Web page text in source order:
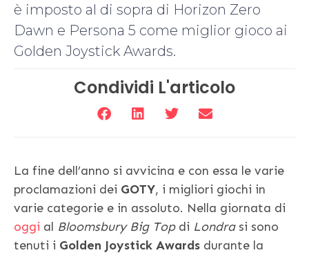
è imposto al di sopra di Horizon Zero
Dawn e Persona 5 come miglior gioco ai
Golden Joystick Awards.
Condividi L'articolo
La fine dell’anno si avvicina e con essa le varie
proclamazioni dei GOTY, i migliori giochi in
varie categorie e in assoluto. Nella giornata di
oggi al Bloomsbury Big Topdi Londrasi sono
tenuti i Golden Joystick Awards durante la